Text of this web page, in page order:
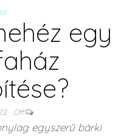
egy
Off
egyszerű bárki